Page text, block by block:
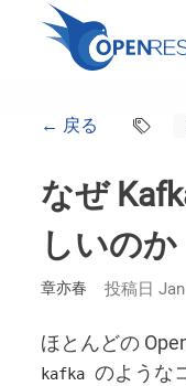
← 戻る
なぜ
しいのか
章亦春 投稿日
ほとんどの
kafka のような